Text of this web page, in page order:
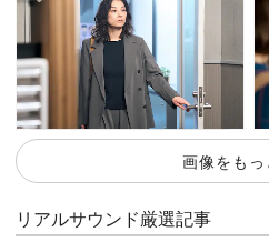
画像をもっ
リアルサウンド厳選記事